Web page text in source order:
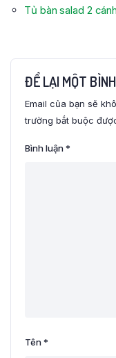
Tủ bàn salad 2
ĐỂ LẠI MỘT
Email của bạn sẽ
trường bắt buộc
Bình luận*
Tên*